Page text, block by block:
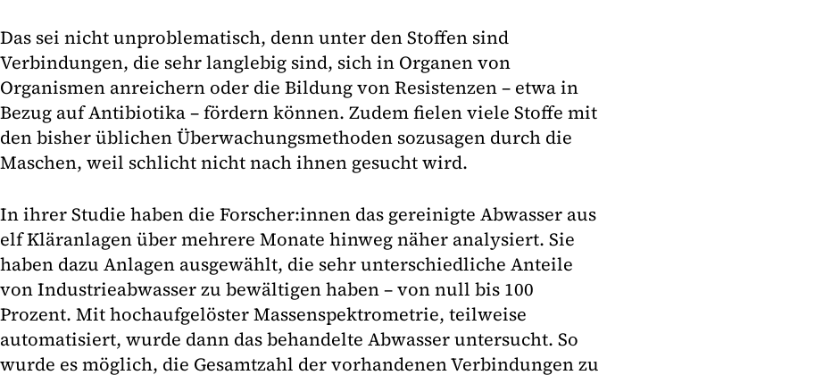
Das sei nicht unproblematisch, denn unter den Stoffen sind
Verbindungen, die sehr langlebig sind, sich in Organen von
Organismen anreichern oder die Bildung von Resistenzen – etwa in
Bezug auf Antibiotika – fördern können. Zudem fielen viele Stoffe mit
den bisher üblichen Überwachungsmethoden sozusagen durch die
Maschen, weil schlicht nicht nach ihnen gesucht wird.
In ihrer Studie haben die Forscher:innen das gereinigte Abwasser aus
elf Kläranlagen über mehrere Monate hinweg näher analysiert. Sie
haben dazu Anlagen ausgewählt, die sehr unterschiedliche Anteile
von Industrieabwasser zu bewältigen haben – von null bis 100
Prozent. Mit hochaufgelöster Massenspektrometrie, teilweise
automatisiert, wurde dann das behandelte Abwasser untersucht. So
wurde es möglich, die Gesamtzahl der vorhandenen Verbindungen zu